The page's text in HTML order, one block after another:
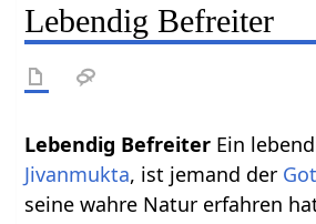
Lebendig Befreiter
Lebendig Befreiter Ein
Jivanmukta, ist jemand der
seine wahre Natur erfahren